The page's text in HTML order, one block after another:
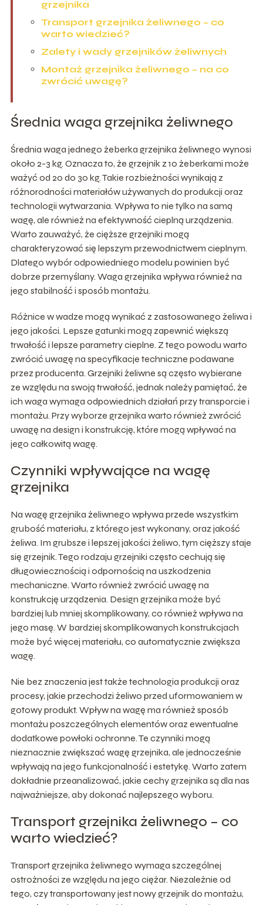
grzejnika
Transport grzejnika żeliwnego – co
warto wiedzieć?
Zalety i wady grzejników żeliwnych
Montaż grzejnika żeliwnego – na co
zwrócić uwagę?
Średnia waga grzejnika żeliwnego
Średnia waga jednego żeberka grzejnika żeliwnego wynosi
około 2-3 kg. Oznacza to, że grzejnik z 10 żeberkami może
ważyć od 20 do 30 kg. Takie rozbieżności wynikają z
różnorodności materiałów używanych do produkcji oraz
technologii wytwarzania. Wpływa to nie tylko na samą
wagę, ale również na efektywność cieplną urządzenia.
Warto zauważyć, że cięższe grzejniki mogą
charakteryzować się lepszym przewodnictwem cieplnym.
Dlatego wybór odpowiedniego modelu powinien być
dobrze przemyślany. Waga grzejnika wpływa również na
jego stabilność i sposób montażu.
Różnice w wadze mogą wynikać z zastosowanego żeliwa i
jego jakości. Lepsze gatunki mogą zapewnić większą
trwałość i lepsze parametry cieplne. Z tego powodu warto
zwrócić uwagę na specyfikacje techniczne podawane
przez producenta. Grzejniki żeliwne są często wybierane
ze względu na swoją trwałość, jednak należy pamiętać, że
ich waga wymaga odpowiednich działań przy transporcie i
montażu. Przy wyborze grzejnika warto również zwrócić
uwagę na design i konstrukcję, które mogą wpływać na
jego całkowitą wagę.
Czynniki wpływające na wagę
grzejnika
Na wagę grzejnika żeliwnego wpływa przede wszystkim
grubość materiału, z którego jest wykonany, oraz jakość
żeliwa. Im grubsze i lepszej jakości żeliwo, tym cięższy staje
się grzejnik. Tego rodzaju grzejniki często cechują się
długowiecznością i odpornością na uszkodzenia
mechaniczne. Warto również zwrócić uwagę na
konstrukcję urządzenia. Design grzejnika może być
bardziej lub mniej skomplikowany, co również wpływa na
jego masę. W bardziej skomplikowanych konstrukcjach
może być więcej materiału, co automatycznie zwiększa
wagę.
Nie bez znaczenia jest także technologia produkcji oraz
procesy, jakie przechodzi żeliwo przed uformowaniem w
gotowy produkt. Wpływ na wagę ma również sposób
montażu poszczególnych elementów oraz ewentualne
dodatkowe powłoki ochronne. Te czynniki mogą
nieznacznie zwiększać wagę grzejnika, ale jednocześnie
wpływają na jego funkcjonalność i estetykę. Warto zatem
dokładnie przeanalizować, jakie cechy grzejnika są dla nas
najważniejsze, aby dokonać najlepszego wyboru.
Transport grzejnika żeliwnego – co
warto wiedzieć?
Transport grzejnika żeliwnego wymaga szczególnej
ostrożności ze względu na jego ciężar. Niezależnie od
tego, czy transportowany jest nowy grzejnik do montażu,